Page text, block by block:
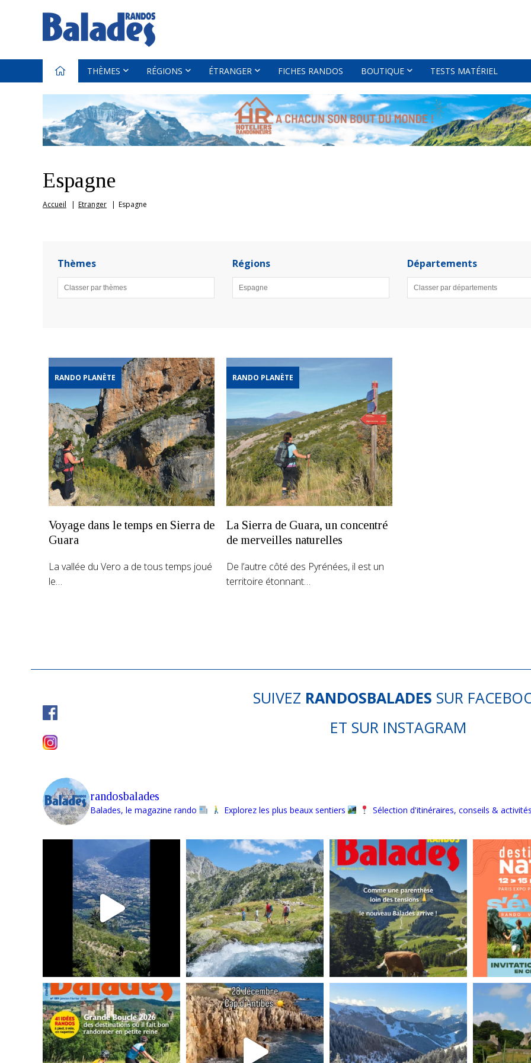
THÈMES RÉGIONS ÉTRANGER FICHES RANDOS BOUTIQUE TESTS MATÉRIEL
Espagne
Accueil Etranger Espagne
Thèmes Régions Départements
RANDO PLANÈTE
Voyage dans le temps en Sierra de
Guara
La vallée du Vero a de tous temps joué
le…
RANDO PLANÈTE
La Sierra de Guara, un concentré
de merveilles naturelles
De l’autre côté des Pyrénées, il est un
territoire étonnant…
SUIVEZ RANDOSBALADES SUR
ET SUR INSTAGRAM
randosbalades
Balades, le magazine rando Explorez les plus beaux sentiers Sélection d'itinéraires, conseils &